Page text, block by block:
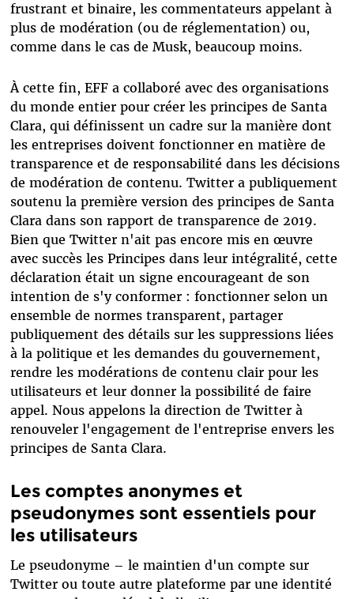
frustrant et binaire, les commentateurs appelant à
plus de modération (ou de réglementation) ou,
comme dans le cas de Musk, beaucoup moins.
À cette fin, EFF a collaboré avec des organisations
du monde entier pour créer les principes de Santa
Clara, qui définissent un cadre sur la manière dont
les entreprises doivent fonctionner en matière de
transparence et de responsabilité dans les décisions
de modération de contenu. Twitter a publiquement
soutenu la première version des principes de Santa
Clara dans son rapport de transparence de 2019.
Bien que Twitter n'ait pas encore mis en œuvre
avec succès les Principes dans leur intégralité, cette
déclaration était un signe encourageant de son
intention de s'y conformer : fonctionner selon un
ensemble de normes transparent, partager
publiquement des détails sur les suppressions liées
à la politique et les demandes du gouvernement,
rendre les modérations de contenu clair pour les
utilisateurs et leur donner la possibilité de faire
appel. Nous appelons la direction de Twitter à
renouveler l'engagement de l'entreprise envers les
principes de Santa Clara.
Les comptes anonymes et
pseudonymes sont essentiels pour
les utilisateurs
Le pseudonyme – le maintien d'un compte sur
Twitter ou toute autre plateforme par une identité